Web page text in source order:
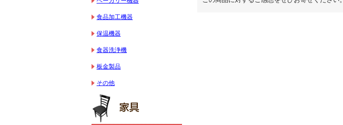
食品加工機器
保温機器
食器洗浄機
板金製品
その他